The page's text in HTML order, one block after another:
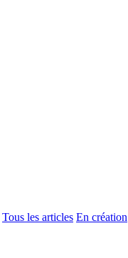
Tous les articles En création